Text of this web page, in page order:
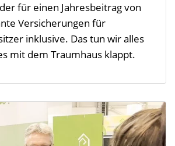
für einen Jahresbeitrag von
Versicherungen für
inklusive. Das tun wir alles
mit dem Traumhaus klappt.